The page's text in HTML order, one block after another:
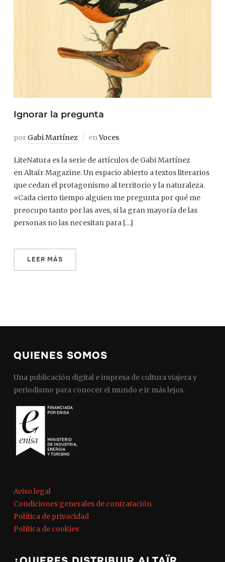
Ignorar la pregunta
por Gabi Martínez enVoces
LiteNatura es la serie de artículos de Gabi Martínez
en Altaïr Magazine. Un espacio abierto a textos literarios
que cedan el protagonismo al territorio y la naturaleza.
«Cada cierto tiempo alguien me pregunta por qué me
preocupo tanto por las aves, si la gran mayoría de las
personas no las necesitan para […]
LEER MÁS
QUIENES SOMOS
Una publicación digital e impresa de cultura viajera y
periodismo para conocer el mundo e ir más lejos.
Aviso legal
Condiciones generales de contratación
Política de privacidad
Política de cookies